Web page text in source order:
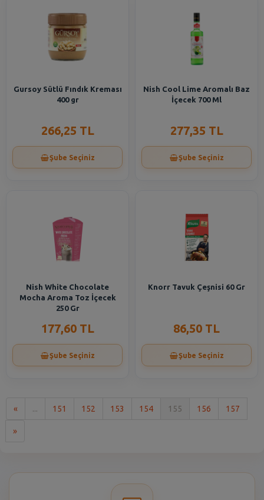
Gursoy Sütlü Fındık Kreması
400 gr
266,25 TL
Şube Seçiniz
Nish Cool Lime Aromalı Baz
İçecek 700 Ml
277,35 TL
Şube Seçiniz
Nish White Chocolate
Mocha Aroma Toz İçecek
250 Gr
177,60 TL
Şube Seçiniz
Knorr Tavuk Çeşnisi 60 Gr
86,50 TL
Şube Seçiniz
« ... 151 152 153 154 155 156 157
»Son